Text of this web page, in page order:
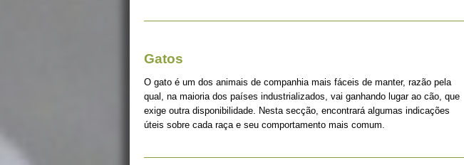
Gatos
O gato é um dos animais de companhia mais fáceis de manter, razão pela
qual, na maioria dos países industrializados, vai ganhando lugar ao cão, que
exige outra disponibilidade. Nesta secção, encontrará algumas indicações
úteis sobre cada raça e seu comportamento mais comum.